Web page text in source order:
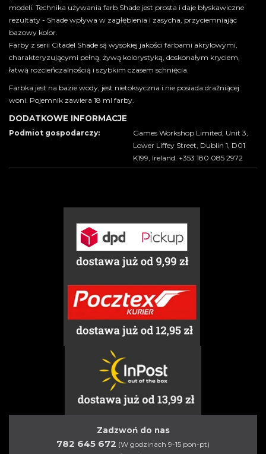
modeli. Technika używania farb Shade jest prosta i daje błyskawiczne
rezultaty - Shade wpływa w zagłębienia i zasycha, przyciemniając
bazowy kolor.
Farby z serii Citadel Shade są wysokiej jakości farbami akrylowymi,
charakteryzującymi pełną, żywą kolorystyką, doskonałym kryciem,
łatwą rozcieńczalnością i szybkim czasem schnięcia.
Farbka jest na bazie wody, jest nietoksyczna i nie posiada drażniącej
woni. Pojemnik zawiera 18 ml farby.
DODATKOWE INFORMACJE
Podmiot gospodarczy:
Games Workshop Limited, Unit 3,
Lower Liffey Street, Dublin 1, D01
K199, Ireland. +353 180 085 2972
Zadzwoń do nas
782 645 672 (W godzinach 9-15 pon-pt)